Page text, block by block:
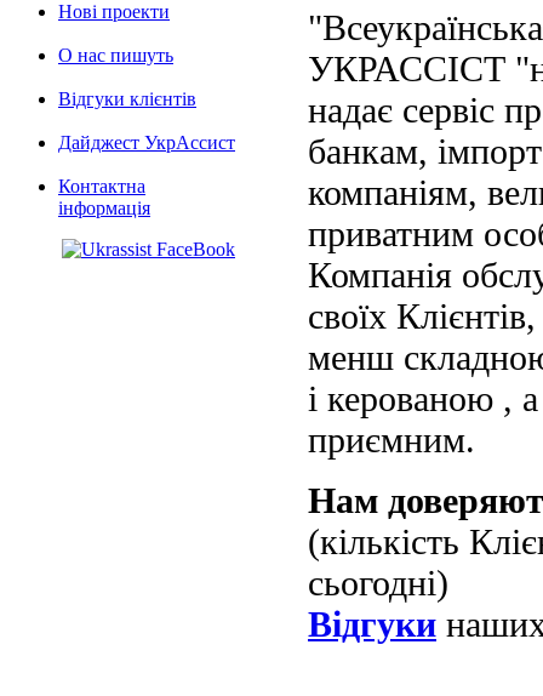
Нові проекти
О нас пишуть
Відгуки клієнтів
Дайджест УкрАссист
Контактна
інформація
УКРАССІСТ
надає сервіс
банкам,
компаніям,
приватним
Компанія
своїх
менш
і керованою ,
приємним.
Нам
(кількість
сьогодні)
Відгуки наших